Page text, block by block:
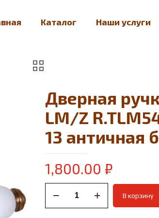
Каталог Наши услуги
Дверная
LM/Z
13 античная
1,800.00₽
товара
Дверная
В корзину